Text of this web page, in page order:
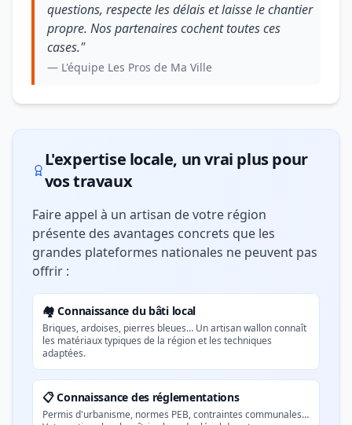
questions, respecte les délais et laisse le chantier
propre. Nos partenaires cochent toutes ces
cases."
— L'équipe Les Pros de Ma Ville
L'expertise locale, un vrai plus pour
vos travaux
Faire appel à un artisan de votre région
présente des avantages concrets que les
grandes plateformes nationales ne peuvent pas
offrir :
🏘️ Connaissance du bâti local
Briques, ardoises, pierres bleues… Un artisan wallon connaît
les matériaux typiques de la région et les techniques
adaptées.
📋 Connaissance des réglementations
Permis d'urbanisme, normes PEB, contraintes communales…